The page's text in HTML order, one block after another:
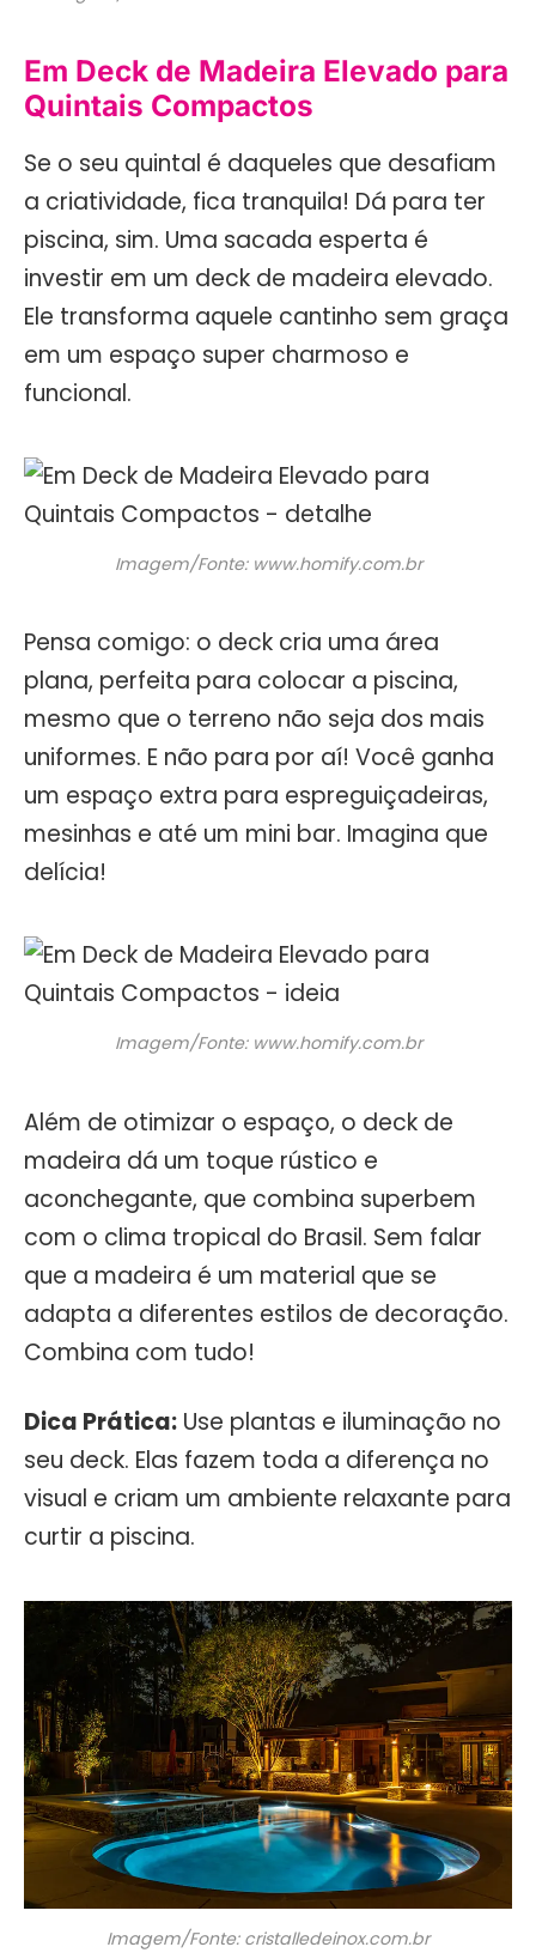
Em Deck de Madeira Elevado para
Quintais Compactos
Se o seu quintal é daqueles que desafiam
a criatividade, fica tranquila! Dá para ter
piscina, sim. Uma sacada esperta é
investir em um deck de madeira elevado.
Ele transforma aquele cantinho sem graça
em um espaço super charmoso e
funcional.
Imagem/Fonte: www.homify.com.br
Pensa comigo: o deck cria uma área
plana, perfeita para colocar a piscina,
mesmo que o terreno não seja dos mais
uniformes. E não para por aí! Você ganha
um espaço extra para espreguiçadeiras,
mesinhas e até um mini bar. Imagina que
delícia!
Imagem/Fonte: www.homify.com.br
Além de otimizar o espaço, o deck de
madeira dá um toque rústico e
aconchegante, que combina superbem
com o clima tropical do Brasil. Sem falar
que a madeira é um material que se
adapta a diferentes estilos de decoração.
Combina com tudo!
Dica Prática: Use plantas e iluminação no
seu deck. Elas fazem toda a diferença no
visual e criam um ambiente relaxante para
curtir a piscina.
Imagem/Fonte: cristalledeinox.com.br